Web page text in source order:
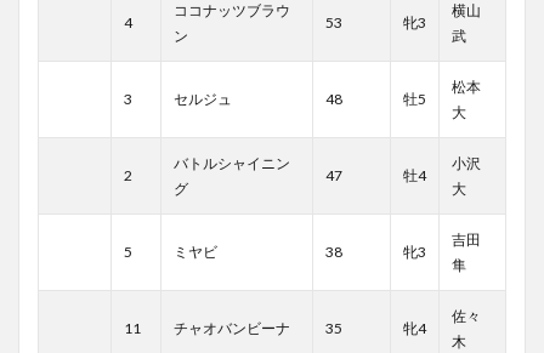
4
ココナッツブラウ
ン
53 牝3
横山
武
3 セルジュ 48 牡5
松本
大
2
バトルシャイニン
グ
47 牡4
小沢
大
5 ミヤビ 38 牝3
吉田
隼
11 チャオバンビーナ 35 牝4
佐々
木